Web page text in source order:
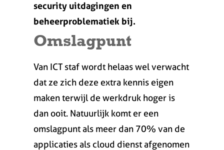
security uitdagingen en
beheerproblematiek bij.
Omslagpunt
Van ICT staf wordt helaas wel verwacht
dat ze zich deze extra kennis eigen
maken terwijl de werkdruk hoger is
dan ooit. Natuurlijk komt er een
omslagpunt als meer dan 70% van de
applicaties als cloud dienst afgenomen